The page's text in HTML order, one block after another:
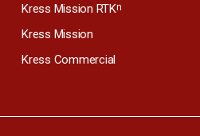
Kress Mission RTKn
Kress Mission
Kress Commercial